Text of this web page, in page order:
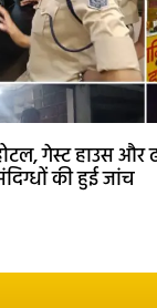
गेस्ट हाउस और
की हुई जांच